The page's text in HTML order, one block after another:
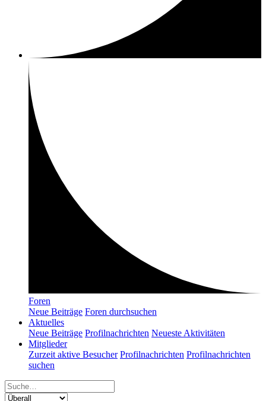
Foren
Neue Beiträge Foren durchsuchen
Aktuelles
Neue Beiträge Profilnachrichten Neueste Aktivitäten
Mitglieder
Zurzeit aktive Besucher Profilnachrichten Profilnachrichten
suchen